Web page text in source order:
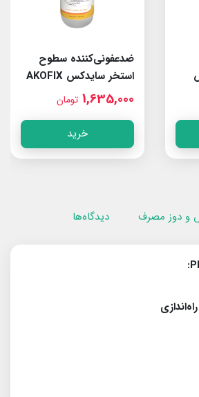
ضدعفونی‌کننده سطوح
استخر سایدکس AKOFIX
Cidex FX222
1,635,000 تومان
خرید
و دوز مصرف دیدگاه‌ها